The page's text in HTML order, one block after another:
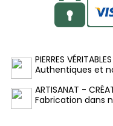
PIERRES VÉRITABLES
Authentiques et
ARTISANAT -
Fabrication dans